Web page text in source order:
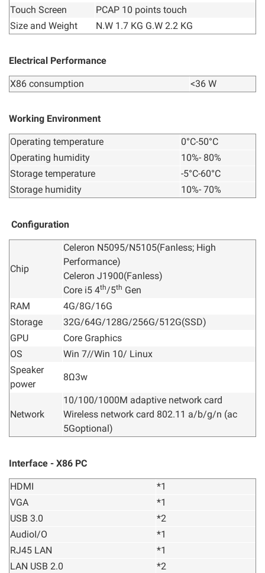
Touch Screen
PCAP 10 points touch
Size and Weight
N.W 1.7 KG G.W 2.2 KG
Electrical Performance
X86 consumption <36 W
Working Environment
Operating temperature
0°C-50°C
Operating humidity
10%- 80%
Storage temperature
-5°C-60°C
Storage humidity
10%- 70%
Configuration
Chip
Celeron N5095/N5105(Fanless; High
Performance)
Celeron J1900(Fanless)
Core i5 4th/5th Gen
RAM
4G/8G/16G
Storage
32G/64G/128G/256G/512G(SSD)
GPU
Core Graphics
OS
Win 7//Win 10/ Linux
Speaker
power
8Ω3w
Network
10/100/1000M adaptive network card
Wireless network card 802.11 a/b/g/n (ac
5Goptional)
Interface - X86 PC
HDMI
*1
VGA
*1
USB 3.0
*2
AudioI/O
*1
RJ45 LAN
*1
LAN USB 2.0
*2